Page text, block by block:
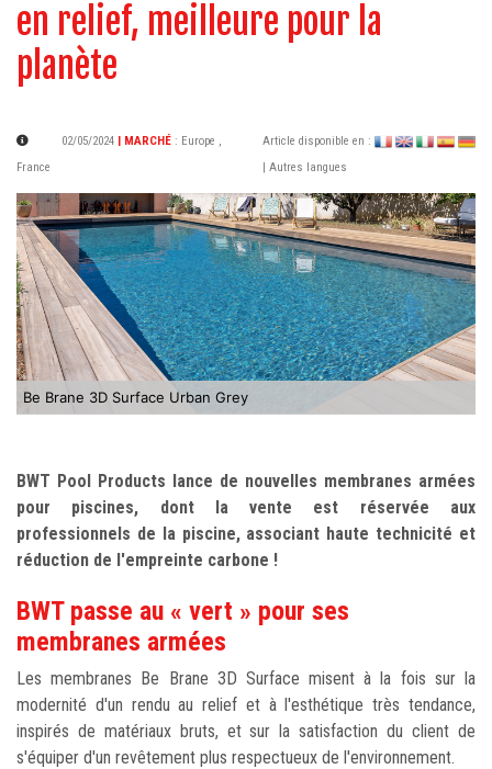
en relief, meilleure pour la
planète
02/05/2024 | MARCHÉ : Europe ,
France
Article disponible en :
| Autres langues
Be Brane 3D Surface Urban Grey
BWT Pool Products lance de nouvelles membranes armées
pour piscines, dont la vente est réservée aux
professionnels de la piscine, associant haute technicité et
réduction de l'empreinte carbone !
BWT passe au « vert » pour ses
membranes armées
Les membranes Be Brane 3D Surface misent à la fois sur la
modernité d'un rendu au relief et à l'esthétique très tendance,
inspirés de matériaux bruts, et sur la satisfaction du client de
s'équiper d'un revêtement plus respectueux de l'environnement.